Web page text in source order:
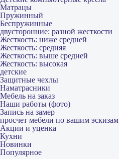
Матрацы
Пружинный
Беспружинные
двусторонние: разной жесткости
Жесткость: ниже средней
Жесткость: средняя
Жесткость: выше средней
Жесткость: высокая
детские
Защитные чехлы
Наматрасники
Мебель на заказ
Наши работы (фото)
Запись на замер
просчет мебели по вашим эскизам
Акции и уценка
Кухни
Новинки
Популярное